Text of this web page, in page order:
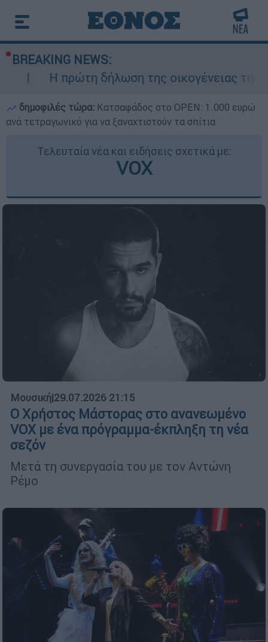
BREAKING NEWS:
δήλωση της οικογένειας της 38χρονης
δημοφιλές τώρα: Κατσαφάδος στο OPEN: 1.000 ευρώ
ανά τετραγωνικό για να ξαναχτιστούν τα σπίτια
Τελευταία νέα και ειδήσεις σχετικά με:
VOX
Μουσική|29.07.2026 21:15
Ο Χρήστος Μάστορας στο ανανεωμένο
VOX με ένα πρόγραμμα-έκπληξη τη νέα
σεζόν
Μετά τη συνεργασία του με τον Αντώνη
Ρέμο